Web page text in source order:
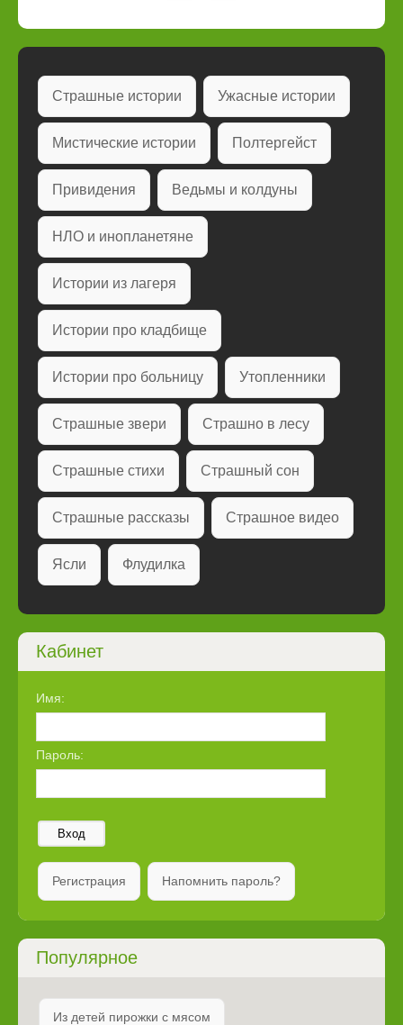
Страшные истории Ужасные истории
Мистические истории Полтергейст
Привидения Ведьмы и колдуны
НЛО и инопланетяне
Истории из лагеря
Истории про кладбище
Истории про больницу Утопленники
Страшные звери Страшно в лесу
Страшные стихи Страшный сон
Страшные рассказы Страшное видео
Ясли Флудилка
Кабинет
Имя:
Пароль:
Вход
Регистрация Напомнить пароль?
Популярное
Из детей пирожки с мясом